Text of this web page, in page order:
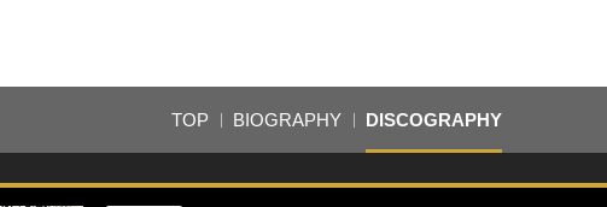
TOP BIOGRAPHY DISCOGRAPHY